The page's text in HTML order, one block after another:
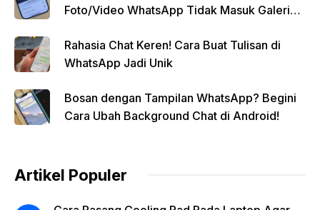
Foto/Video WhatsApp Tidak Masuk Galeri
Rahasia Chat Keren! Cara Buat Tulisan di
WhatsApp Jadi Unik
Bosan dengan Tampilan WhatsApp? Begini
Cara Ubah Background Chat di Android!
Artikel Populer